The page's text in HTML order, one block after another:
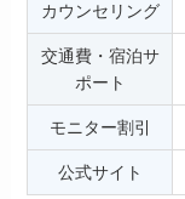
カウンセリング
交通費・宿泊サ
ポート
モニター割引
公式サイト